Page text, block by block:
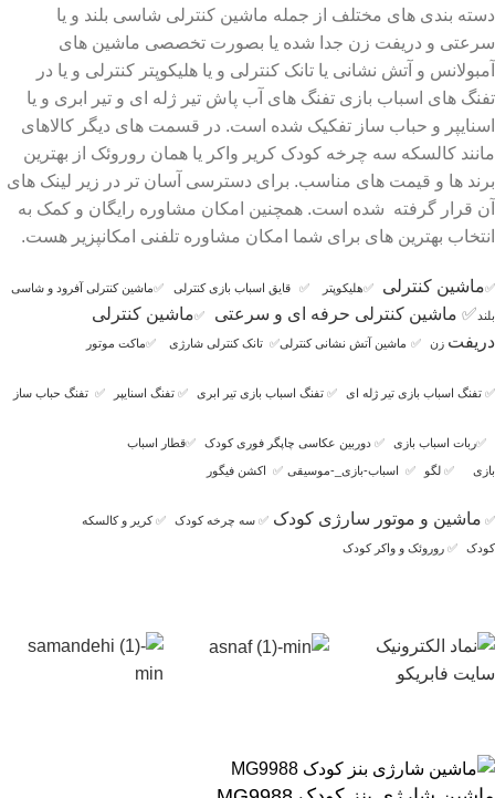
دسته بندی های مختلف از جمله ماشین کنترلی شاسی بلند و یا
سرعتی و دریفت زن جدا شده یا بصورت تخصصی ماشین های
آمبولانس و آتش نشانی یا تانک کنترلی و یا هلیکوپتر کنترلی و یا در
تفنگ های اسباب بازی تفنگ های آب پاش تیر ژله ای و تیر ابری و یا
اسنایپر و حباب ساز تفکیک شده است. در قسمت های دیگر کالاهای
مانند کالسکه سه چرخه کودک کریر واکر یا همان روروئک از بهترین
برند ها و قیمت های مناسب. برای دسترسی آسان تر در زیر لینک های
آن قرار گرفته شده است. همچنین امکان مشاوره رایگان و کمک به
انتخاب بهترین های برای شما امکان مشاوره تلفنی امکانپزیر هست.
✅ماشین کنترلی ✅هلیکوپتر ✅ قایق اسباب بازی کنترلی ✅ماشین کنترلی آفرود و شاسی
بلند ✅ ماشین کنترلی حرفه ای و سرعتی ✅ماشین کنترلی
دریفت زن ✅ ماشین آتش نشانی کنترلی✅ تانک کنترلی شارژی ✅ماکت موتور
✅ تفنگ اسباب بازی تیر ژله ای ✅ تفنگ اسباب بازی تیر ابری ✅ تفنگ اسنایپر ✅ تفنگ حباب ساز
✅ربات اسباب بازی ✅ دوربین عکاسی چاپگر فوری کودک ✅قطار اسباب
بازی ✅ لگو ✅ اسباب-بازی_-موسیقی ✅ اکشن فیگور
✅ ماشین و موتور سارژی کودک ✅ سه چرخه کودک ✅کریر و کالسکه
کودک ✅ روروئک و واکر کودک